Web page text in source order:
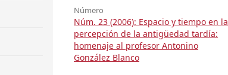
Número
Núm. 23 (2006): Espacio y tiempo en la
percepción de la antigüedad tardía:
homenaje al profesor Antonino
González Blanco